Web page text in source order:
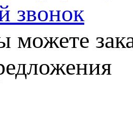
звонок
можете